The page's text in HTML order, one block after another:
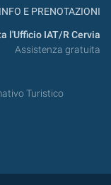
INFO E PRENOTAZIONI
l'Ufficio IAT/R Cervia
Assistenza gratuita
Turistico